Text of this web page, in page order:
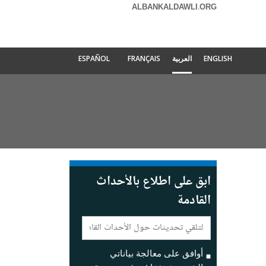
ALBANKALDAWLI.ORG
ENGLISH العربية FRANÇAIS
ESPAÑOL
ابق على اطلاع بالأحداث
القادمة
E-
mail:
أوافق على معالجة بياناتي